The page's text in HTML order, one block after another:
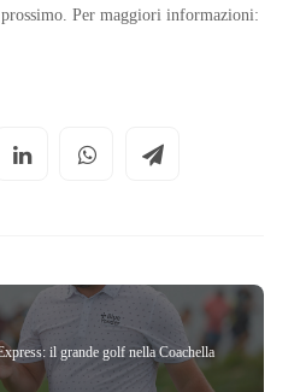
Per maggiori informazioni:
il grande golf nella Coachella